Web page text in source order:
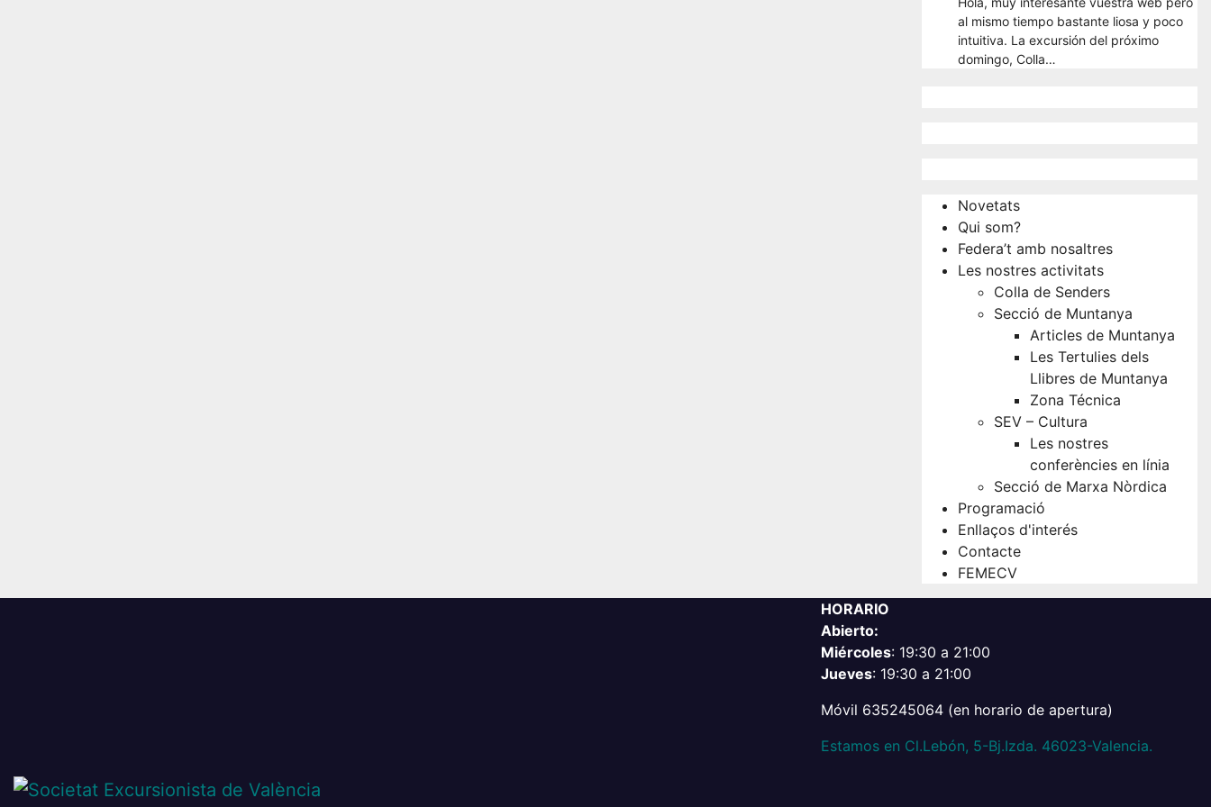
al mismo tiempo bastante liosa y poco
intuitiva. La excursión del próximo
domingo, Colla…
Novetats
Qui som?
Federa’t amb nosaltres
Les nostres activitats
Colla de Senders
Secció de Muntanya
Articles de Muntanya
Les Tertulies dels
Llibres de Muntanya
Zona Técnica
SEV – Cultura
Les nostres
conferències en línia
Secció de Marxa Nòrdica
Programació
Enllaços d'interés
Contacte
FEMECV
HORARIO
Abierto:
Miércoles: 19:30 a 21:00
Jueves: 19:30 a 21:00
Móvil 635245064 (en horario de apertura)
Estamos en Cl.Lebón, 5-Bj.Izda. 46023-Valencia.